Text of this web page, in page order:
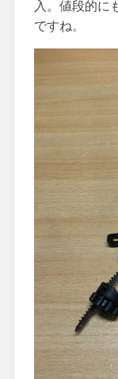
入。値段的に
ですね。